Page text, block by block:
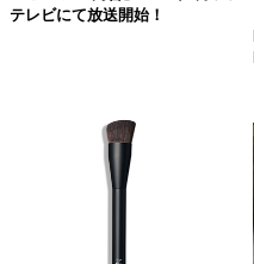
テレビにて放送開始！